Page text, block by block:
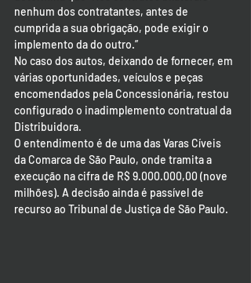
nenhum dos contratantes, antes de
cumprida a sua obrigação, pode exigir o
implemento da do outro.”
No caso dos autos, deixando de fornecer, em
várias oportunidades, veículos e peças
encomendados pela Concessionária, restou
configurado o inadimplemento contratual da
Distribuidora.
O entendimento é de uma das Varas Cíveis
da Comarca de São Paulo, onde tramita a
execução na cifra de R$ 9.000.000,00 (nove
milhões). A decisão ainda é passível de
recurso ao Tribunal de Justiça de São Paulo.